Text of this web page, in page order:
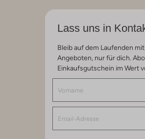
Lass uns in
Bleib auf dem Laufenden
Angeboten, nur für dich.
Einkaufsgutschein im Wert